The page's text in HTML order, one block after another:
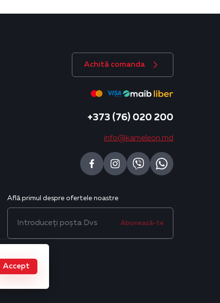
Află primul despre ofertele noastre
Abonează-te
Achită comanda
+373 (76) 020 200
info@kameleon.md
Accept